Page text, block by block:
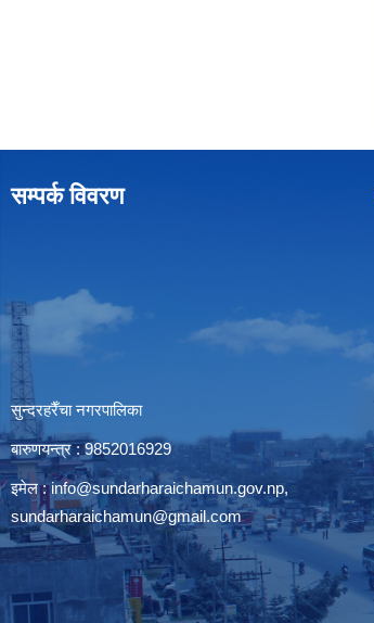
सम्पर्क विवरण
सुन्दरहरैँचा नगरपालिका
बारुणयन्त्र : 9852016929
इमेल :info@sundarharaichamun.gov.np,
sundarharaichamun@gmail.com